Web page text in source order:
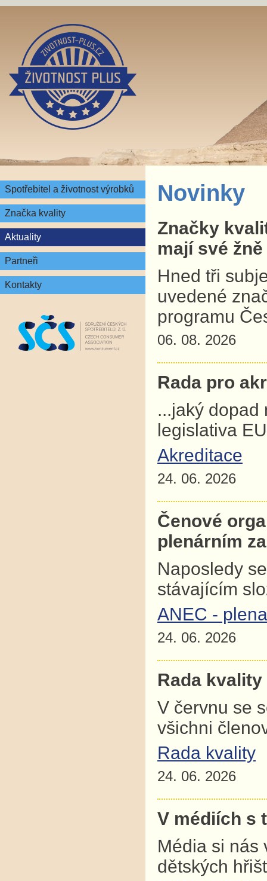
Spotřebitel a životnost výrobků
Značka kvality
Aktuality
Partneři
Kontakty
Novinky
Značky
mají své žně
Hned tři
uvedené
programu
06. 08. 2026
Rada pro
...jaký dopad
legislativa
Akreditace
24. 06. 2026
Čenové
plenárním
Naposledy
stávajícím
ANEC -
24. 06. 2026
Rada
V červnu se
všichni
Rada kvality
24. 06. 2026
V médiích s
Média si nás
dětských